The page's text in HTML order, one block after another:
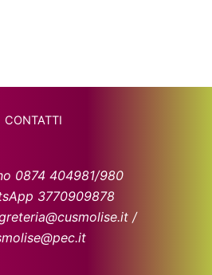
CONTATTI
0874 404981/980
3770909878
/